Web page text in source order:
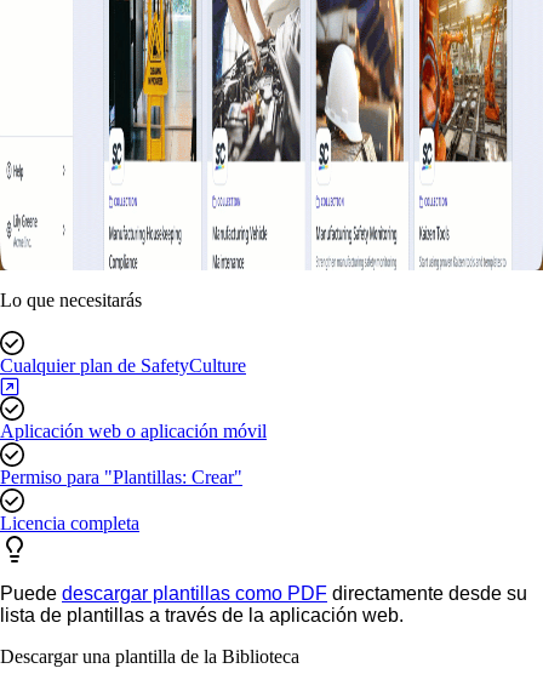
Lo que necesitarás
Cualquier plan de SafetyCulture
Aplicación web o aplicación móvil
Permiso para "Plantillas: Crear"
Licencia completa
Puede descargar plantillas como PDF directamente desde su
lista de plantillas a través de la aplicación web.
Descargar una plantilla de la Biblioteca